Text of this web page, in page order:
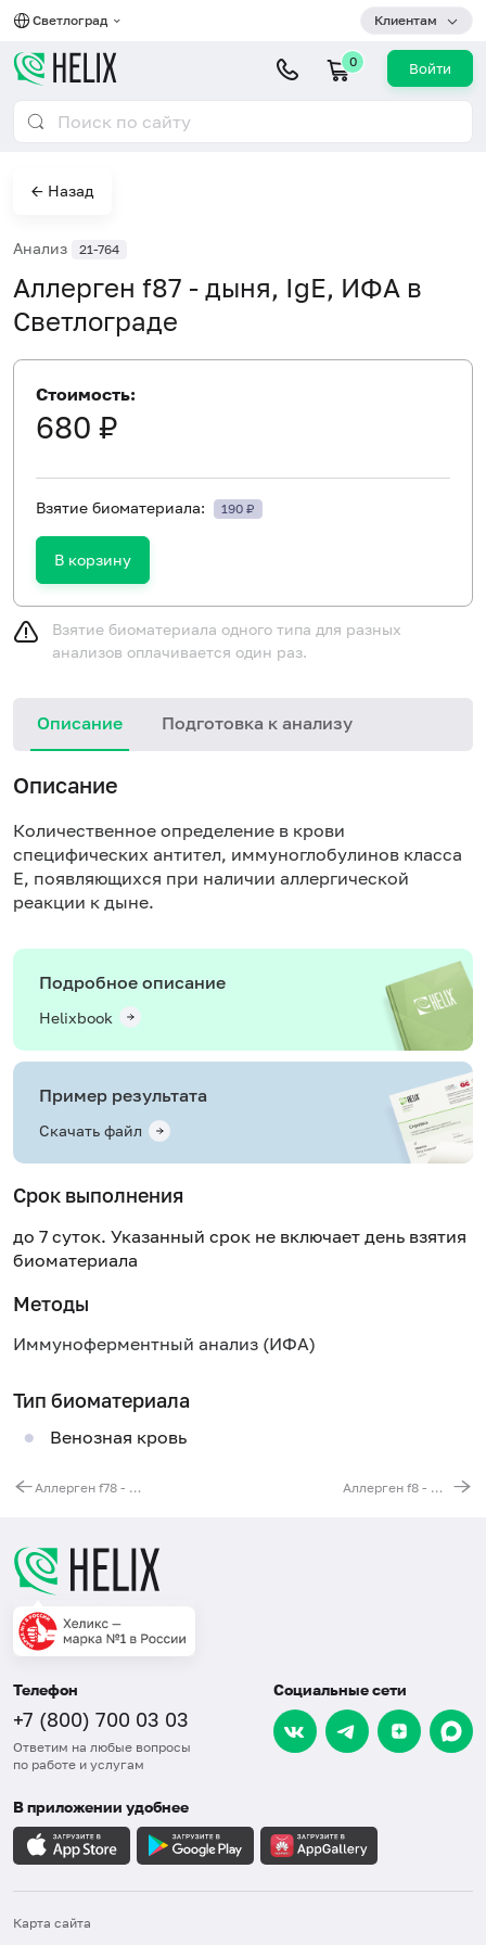
Светлоград Клиентам
0 Войти
← Назад
Анализ 21-764
Аллерген f87 - дыня, IgE, ИФА в
Светлограде
Стоимость:
680 ₽
Взятие биоматериала: 190 ₽
В корзину
Взятие биоматериала одного типа для разных
анализов оплачивается один раз.
Описание Подготовка к анализу
Описание
Количественное определение в крови
специфических антител, иммуноглобулинов класса
E, появляющихся при наличии аллергической
реакции к дыне.
Подробное описание
Helixbook
Пример результата
Скачать файл
Срок выполнения
до 7 суток. Указанный срок не включает день взятия
биоматериала
Методы
Иммуноферментный анализ (ИФА)
Тип биоматериала
Венозная кровь
Аллерген f78 - казеин, IgE, ИФА Аллерген f8 - мука кукурузная, IgE, ИФА
Телефон
+7 (800) 700 03 03
Ответим на любые вопросы
по работе и услугам
Социальные сети
В приложении удобнее
Карта сайта